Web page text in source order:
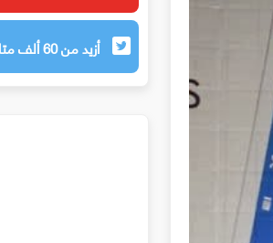
أزيد من 60 ألف متابع لنا عبر تويتر